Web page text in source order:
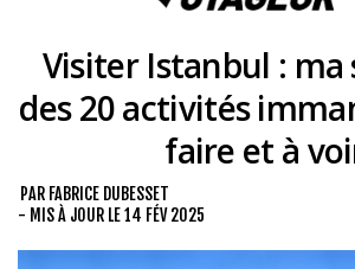
Destinations
Mes ressources pour voyager
A propos
Visiter Istanbul : ma
des 20 activités
faire et à
PAR FABRICE DUBESSET
- MIS À JOUR LE14 FÉV 2025